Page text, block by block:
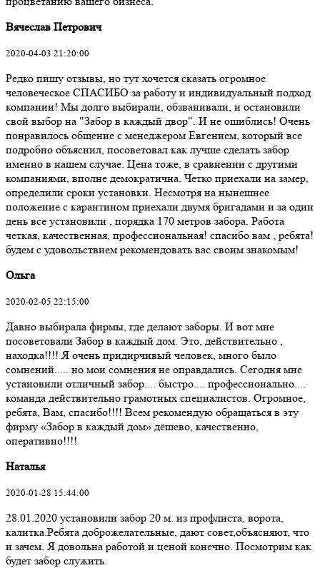
Вячеслав Петрович
2020-04-03 21:20:00
Редко пишу отзывы, но тут хочется сказать огромное
человеческое СПАСИБО за работу и индивидуальный подход
компании! Мы долго выбирали, обзванивали, и остановили
свой выбор на "Забор в каждый двор". И не ошиблись! Очень
понравилось общение с менеджером Евгением, который все
подробно объяснил, посоветовал как лучше сделать забор
именно в нашем случае. Цена тоже, в сравнении с другими
компаниями, вполне демократична. Четко приехали на замер,
определили сроки установки. Несмотря на нынешнее
положение с карантином приехали двумя бригадами и за один
день все установили , порядка 170 метров забора. Работа
четкая, качественная, профессиональная! спасибо вам , ребята!
будем с удовольствием рекомендовать вас своим знакомым!
Ольга
2020-02-05 22:15:00
Давно выбирала фирмы, где делают заборы. И вот мне
посоветовали Забор в каждый дом. Это, действительно ,
находка!!!! Я очень придирчивый человек, много было
сомнений..... но мои сомнения не оправдались. Сегодня мне
установили отличный забор.... быстро.... профессионально....
команда действительно грамотных специалистов. Огромное,
ребята, Вам, спасибо!!!! Всем рекомендую обращаться в эту
фирму «Забор в каждый дом» дёшево, качественно,
оперативно!!!!
Наталья
2020-01-28 15:44:00
28.01.2020 установили забор 20 м. из профлиста, ворота,
калитка.Ребята доброжелательные, дают совет,объясняют, что
и зачем. Я довольна работой и ценой конечно. Посмотрим как
будет забор служить.